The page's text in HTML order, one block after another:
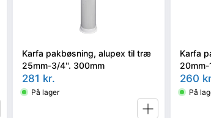
Karfa pakbøsning, alupex til træ
25mm-3/4''. 300mm
281 kr.
På lager
Karfa
260
På